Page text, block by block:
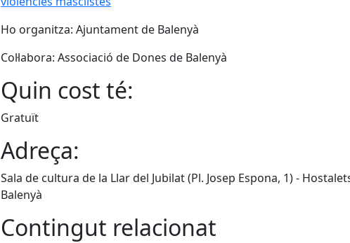
Ho organitza: Ajuntament de Balenyà
Col·labora: Associació de Dones de Balenyà
Quin cost té:
Gratuït
Adreça:
Sala de cultura de la Llar del Jubilat (Pl. Josep Espona, 1) -
Balenyà
Contingut relacionat